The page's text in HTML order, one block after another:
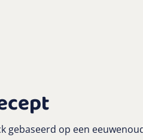
gebaseerd op een